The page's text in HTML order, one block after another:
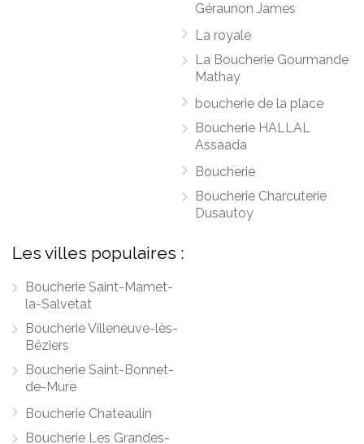
Géraunon James
La royale
La Boucherie Gourmande
Mathay
boucherie de la place
Boucherie HALLAL
Assaada
Boucherie
Boucherie Charcuterie
Dusautoy
Les villes populaires :
Boucherie Saint-Mamet-
la-Salvetat
Boucherie Villeneuve-lès-
Béziers
Boucherie Saint-Bonnet-
de-Mure
Boucherie Chateaulin
Boucherie Les Grandes-